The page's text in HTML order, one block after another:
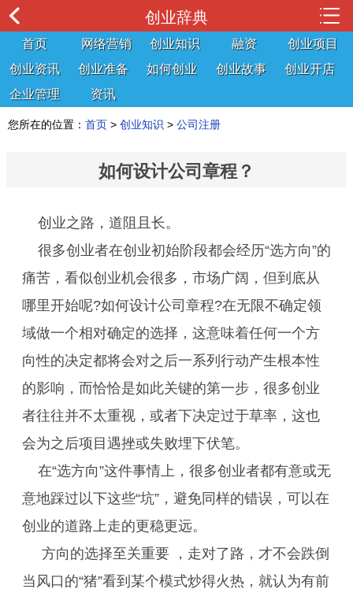
创业辞典
首页 网络营销 创业知识 融资
创业项目
创业资讯
创业准备 如何创业 创业故事
创业开店
企业管理
资讯
您所在的位置： 首页 > 创业知识 > 公司注册
如何设计公司章程？
创业之路，道阻且长。
很多创业者在创业初始阶段都会经历“选方向”的
痛苦，看似创业机会很多，市场广阔，但到底从
哪里开始呢?如何设计公司章程?在无限不确定领
域做一个相对确定的选择，这意味着任何一个方
向性的决定都将会对之后一系列行动产生根本性
的影响，而恰恰是如此关键的第一步，很多创业
者往往并不太重视，或者下决定过于草率，这也
会为之后项目遇挫或失败埋下伏笔。
在“选方向”这件事情上，很多创业者都有意或无
意地踩过以下这些“坑”，避免同样的错误，可以在
创业的道路上走的更稳更远。
方向的选择至关重要 ，走对了路，才不会跌倒
当风口的“猪”看到某个模式炒得火热，就认为有前